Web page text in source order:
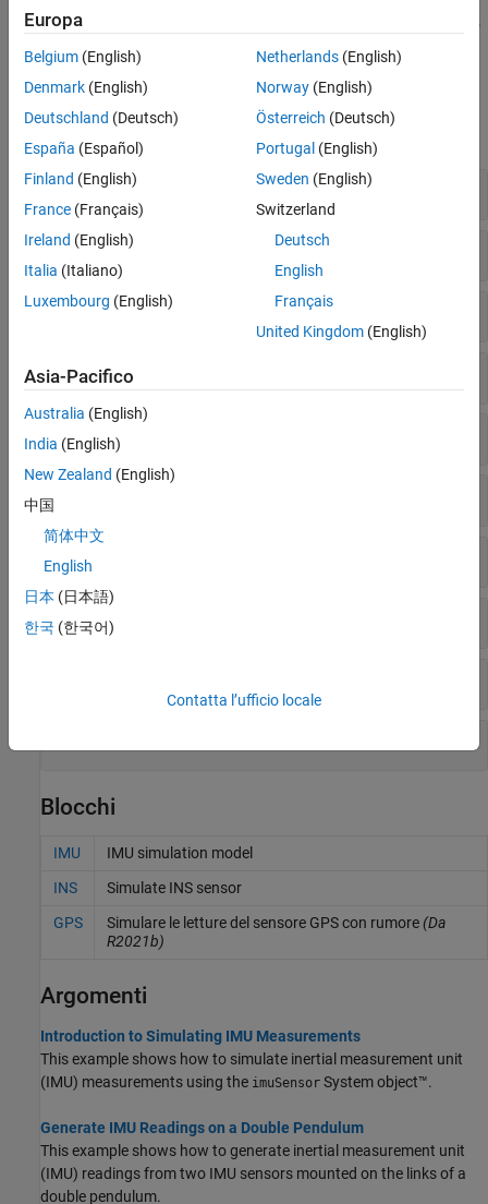
Generazione e distribuzione del codice
Per maggiori informazioni sulla localizzazione e il posizionamento
GNSS, vedere Posizionamento GNSS
Funzioni
Altimetro
Barometro
GPS
IMU
INS
GNSS
Encoder delle ruote
Blocchi
IMU
IMU simulation model
INS
Simulate INS sensor
GPS
Simulare le letture del sensore GPS con rumore(Da
R2021b)
Argomenti
Introduction to Simulating IMU Measurements
This example shows how to simulate inertial measurement unit
(IMU) measurements using the imuSensor System object™.
Generate IMU Readings on a Double Pendulum
This example shows how to generate inertial measurement unit
(IMU) readings from two IMU sensors mounted on the links of a
double pendulum.
Europa
Belgium (English)
Denmark (English)
Deutschland (Deutsch)
España (Español)
Finland (English)
France (Français)
Ireland (English)
Italia (Italiano)
Luxembourg (English)
Netherlands(English)
Norway(English)
Österreich (Deutsch)
Portugal (English)
Sweden (English)
Switzerland
Deutsch
English
Français
United Kingdom(English)
Asia-Pacifico
Australia (English)
India (English)
New Zealand (English)
中国
简体中文
English
日本 (日本語)
한국 (한국어)
Contatta l’ufficio locale